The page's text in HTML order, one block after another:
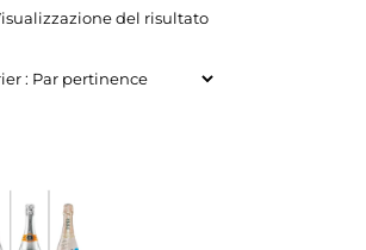
del risultato